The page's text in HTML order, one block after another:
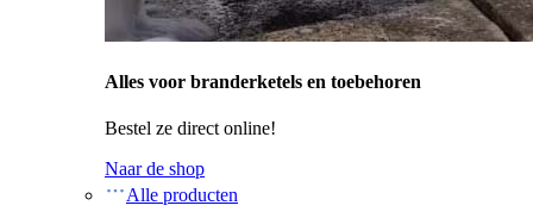
Alles voor branderketels en toebehoren
Bestel ze direct online!
Naar de shop
Alle producten